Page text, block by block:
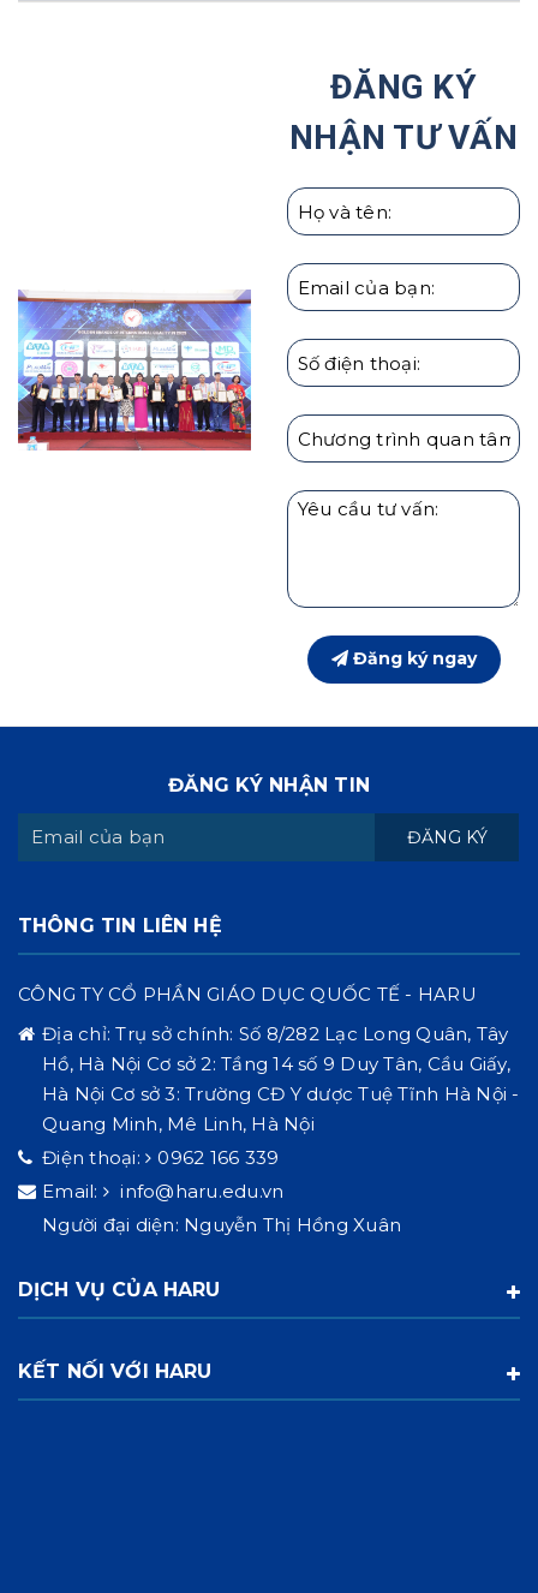
Haru Hợp Tác Với Hiệp Hội Các Trường Đại Học Tại
Giáo dục con cái theo người Nhật | Hướng Nghiệp
ĐĂNG KÝ
NHẬN TƯ VẤN
Đăng ký ngay
ĐĂNG KÝ NHẬN TIN
ĐĂNG KÝ
THÔNG TIN LIÊN HỆ
CÔNG TY CỔ PHẦN GIÁO DỤC QUỐC TẾ - HARU
Địa chỉ:Trụ sở chính: Số 8/282 Lạc Long Quân, Tây
Hồ, Hà Nội Cơ sở 2: Tầng 14 số 9 Duy Tân, Cầu Giấy,
Hà Nội Cơ sở 3: Trường CĐ Y dược Tuệ Tĩnh Hà Nội -
Quang Minh, Mê Linh, Hà Nội
Điện thoại:
0962 166 339
Email:
info@haru.edu.vn
Người đại diện: Nguyễn Thị Hồng Xuân
DỊCH VỤ CỦA HARU
KẾT NỐI VỚI HARU